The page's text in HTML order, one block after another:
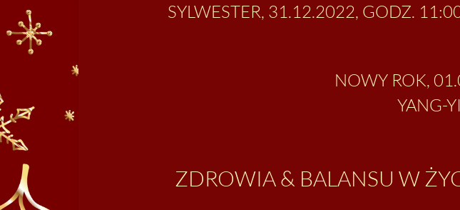
SYLWESTER, 31.12.2022, GODZ.
NOWY ROK,
YANG-
ZDROWIA & BALANSU W